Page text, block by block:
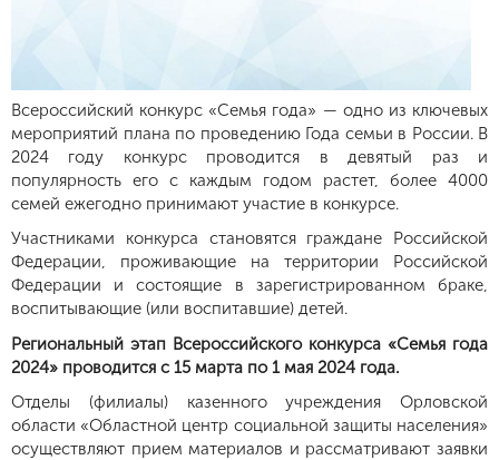
Всероссийский конкурс «Семья года» — одно из ключевых
мероприятий плана по проведению Года семьи в России. В
2024 году конкурс проводится в девятый раз и
популярность его с каждым годом растет, более 4000
семей ежегодно принимают участие в конкурсе.
Участниками конкурса становятся граждане Российской
Федерации, проживающие на территории Российской
Федерации и состоящие в зарегистрированном браке,
воспитывающие (или воспитавшие) детей.
Региональный этап Всероссийского конкурса «Семья года
2024» проводится с 15 марта по 1 мая 2024 года.
Отделы (филиалы) казенного учреждения Орловской
области «Областной центр социальной защиты населения»
осуществляют прием материалов и рассматривают заявки